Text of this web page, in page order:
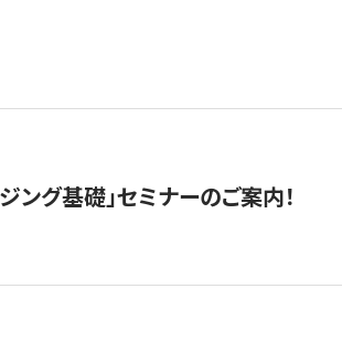
ング基礎」セミナーのご案内！